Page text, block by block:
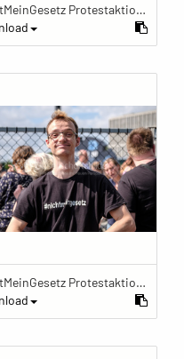
NichtMeinGesetz Protestaktion im Käfig
NichtMeinGesetz Protestaktion im Käfig